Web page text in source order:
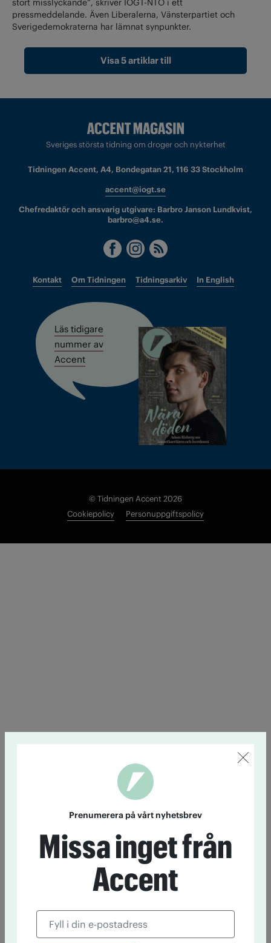
stort misslyckande”, skriver IOGT-NTO i ett
pressmeddelande. Även Liberalerna, Vänsterpartiet och
Sverigedemokraterna har lämnat synpunkter.
Visa 5 artiklar till
Sveriges största tidning om droger och nykterhet
Tidningen Accent, A4, Bondegatan 21, 116 33 Stockholm
accent@iogt.se
Chefredaktör och ansvarig utgivare: Barbro Janson Lundkvist,
barbro@a4.se.
Kontakt Om Tidningen Tidningsarkiv In English
Läs tidigare
nummer av
Accent
© Tidningen Accent 2026
Cookiepolicy
Personuppgiftspolicy
Prenumerera på vårt nyhetsbrev
Missa inget från
Accent